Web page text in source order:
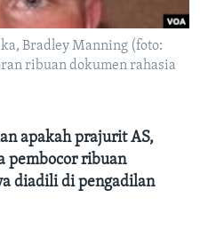
Bradley Manning (foto:
ribuan dokumen rahasia
apakah prajurit AS,
pembocor ribuan
diadili di pengadilan